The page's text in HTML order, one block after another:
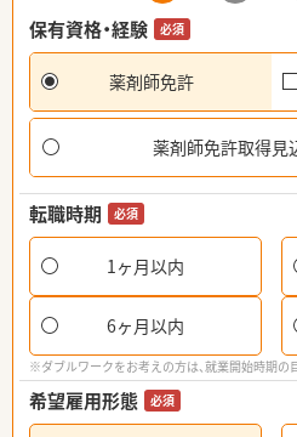
保有資格・経験
必須
薬剤師免許
薬剤師免許取得見
転職時期 必須
1ヶ月以内
6ヶ月以内
※ダブルワークをお考えの方は、就業開始時期の
希望雇用形態 必須